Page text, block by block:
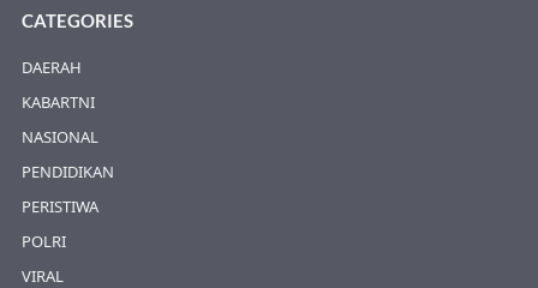
CATEGORIES
DAERAH
KABARTNI
NASIONAL
PENDIDIKAN
PERISTIWA
POLRI
VIRAL